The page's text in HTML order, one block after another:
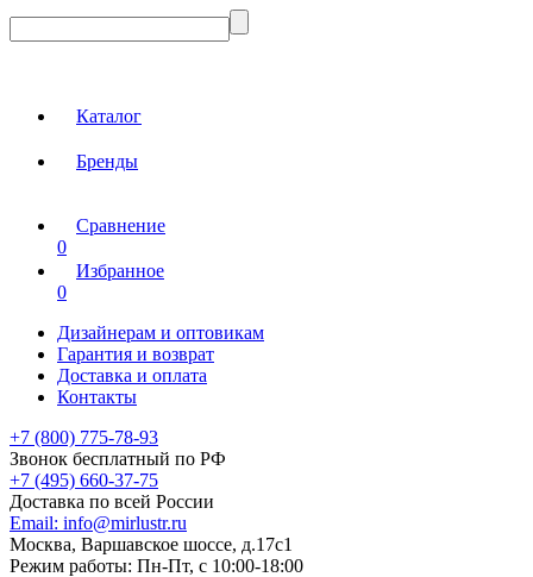
Каталог
Бренды
Сравнение
0
Избранное
0
Дизайнерам и оптовикам
Гарантия и возврат
Доставка и оплата
Контакты
+7 (800) 775-78-93
Звонок бесплатный по РФ
+7 (495) 660-37-75
Доставка по всей России
Email: info@mirlustr.ru
Москва, Варшавское шоссе, д.17c1
Режим работы: Пн-Пт, с 10:00-18:00